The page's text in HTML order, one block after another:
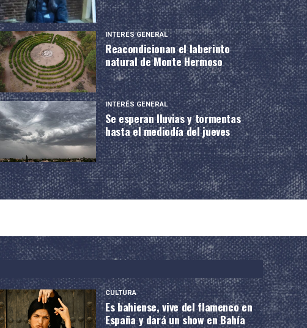
INTERÉS GENERAL
Reacondicionan el laberinto
natural de Monte Hermoso
INTERÉS GENERAL
Se esperan lluvias y tormentas
hasta el mediodía del jueves
CULTURA
Es bahiense, vive del flamenco en
España y dará un show en Bahía